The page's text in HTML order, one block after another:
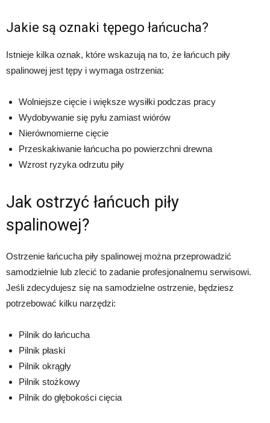
Jakie są oznaki tępego łańcucha?
Istnieje kilka oznak, które wskazują na to, że łańcuch piły
spalinowej jest tępy i wymaga ostrzenia:
Wolniejsze cięcie i większe wysiłki podczas pracy
Wydobywanie się pyłu zamiast wiórów
Nierównomierne cięcie
Przeskakiwanie łańcucha po powierzchni drewna
Wzrost ryzyka odrzutu piły
Jak ostrzyć łańcuch piły
spalinowej?
Ostrzenie łańcucha piły spalinowej można przeprowadzić
samodzielnie lub zlecić to zadanie profesjonalnemu serwisowi.
Jeśli zdecydujesz się na samodzielne ostrzenie, będziesz
potrzebować kilku narzędzi:
Pilnik do łańcucha
Pilnik płaski
Pilnik okrągły
Pilnik stożkowy
Pilnik do głębokości cięcia